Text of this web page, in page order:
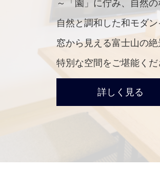
～「園」に佇み、自然
自然と調和した和モダン
窓から見える富士山の
特別な空間をご堪能くだ
詳しく見る